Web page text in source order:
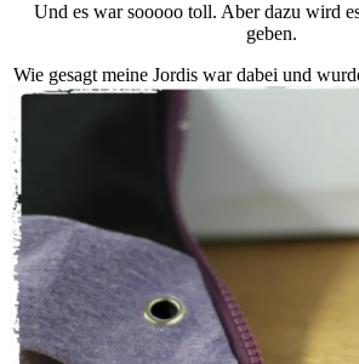
Und es war sooooo toll. Aber dazu wird
geben.
Wie gesagt meine Jordis war dabei und